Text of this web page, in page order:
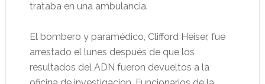
trataba en una ambulancia.
El bombero y paramédico, Clifford Heiser, fue
arrestado el lunes después de que los
resultados del ADN fueron devueltos a la